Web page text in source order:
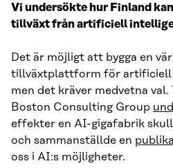
Vi undersökte hur Finland
tillväxt från artificiell
Det är möjligt att bygga en
tillväxtplattform för artificiell
men det kräver medvetna val.
Boston Consulting Group
effekter en AI-gigafabrik
och sammanställde en
oss i AI:s möjligheter.